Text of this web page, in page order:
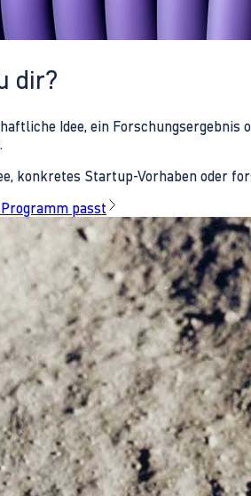
dir?
Idee, ein
konkretes Startup-Vorhaben oder
passt